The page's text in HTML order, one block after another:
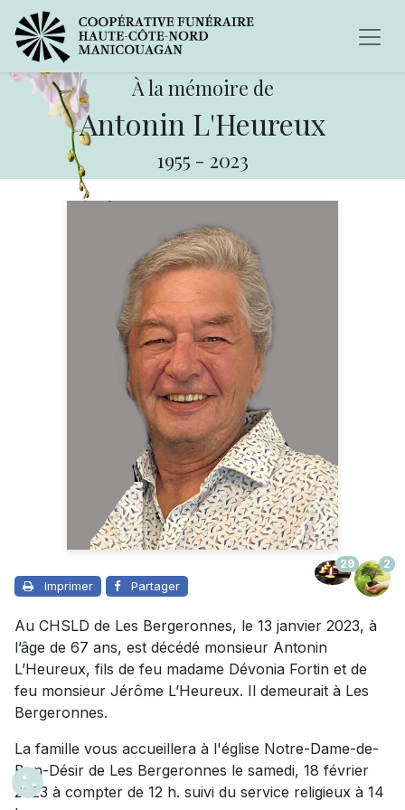
À la mémoire de
Antonin L'Heureux
1955 - 2023
Imprimer Partager
29 2
Au CHSLD de Les Bergeronnes, le 13 janvier 2023, à
l’âge de 67 ans, est décédé monsieur Antonin
L’Heureux, fils de feu madame Dévonia Fortin et de
feu monsieur Jérôme L’Heureux. Il demeurait à Les
Bergeronnes.
La famille vous accueillera à l'église Notre-Dame-de-
Bon-Désir de Les Bergeronnes le samedi, 18 février
2023 à compter de 12 h. suivi du service religieux à 14